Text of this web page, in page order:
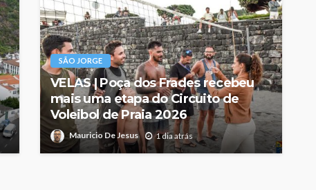
SÃO JORGE
VELAS | Poça dos Frades recebeu
mais uma etapa do Circuito de
Voleibol de Praia 2026
Mauricio De Jesus 1 dia atrás